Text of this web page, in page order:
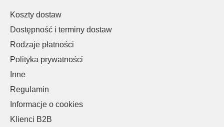
Koszty dostaw
Dostępność i terminy dostaw
Rodzaje płatności
Polityka prywatności
Inne
Regulamin
Informacje o cookies
Klienci B2B